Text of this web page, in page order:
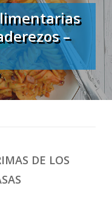
–
DE LOS